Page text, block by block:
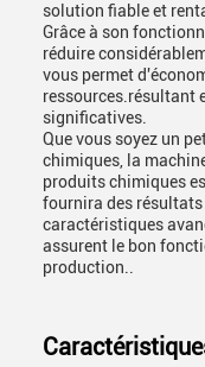
solution fiable et
Grâce à son
réduire
vous permet
ressources.résultant
significatives.
Que vous soyez un
chimiques, la
produits chimiques
fournira des
caractéristiques
assurent le bon
production..